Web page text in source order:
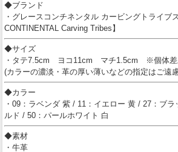
◆ブランド
・グレースコンチネンタル カービングトライブ
CONTINENTAL Carving Tribes】
◆サイズ
・タテ7.5cm ヨコ11cm マチ1.5cm ※個体差
(カラーの濃淡・革の厚い薄いなどの指定はご遠
◆カラー
・09：ラベンダ 紫 / 11：イエロー 黄 / 27：ブ
ルド / 50：パールホワイト 白
◆素材
・牛革